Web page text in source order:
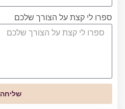
ספרו לי קצת על הצורך שלכם
שליחה